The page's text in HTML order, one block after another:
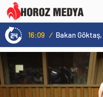
16:09 /